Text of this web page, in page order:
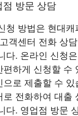
점 방문 상담
청 방법은 현대캐
객센터 전화 상
다. 온라인 신청
편하게 신청할 수
으로 제출할 수
로 전화하여 대출
다. 영업점 방문